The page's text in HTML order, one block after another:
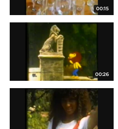
00:15
00:26